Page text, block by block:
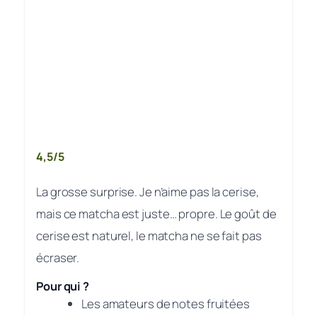
4,5/5
La grosse surprise. Je n’aime pas la cerise,
mais ce matcha est juste… propre. Le goût de
cerise est naturel, le matcha ne se fait pas
écraser.
Pour qui ?
Les amateurs de notes fruitées